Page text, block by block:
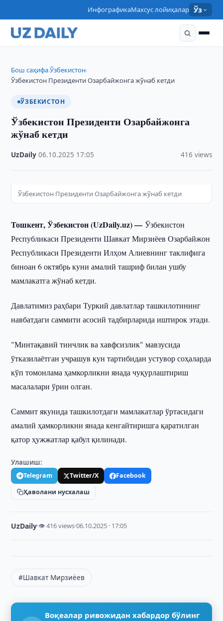
ИнфографикаМахсус лойиҳалар Ўз
Бош саҳифа›Ўзбекистон›
Ўзбекистон Президенти Озарбайжонга жўнаб кетди
ЎЗБЕКИСТОН
Ўзбекистон Президенти Озарбайжонга
жўнаб кетди
UzDaily ·06.10.2025 17:05 416 views
Ўзбекистон Президенти Озарбайжонга жўнаб кетди
Тошкент, Ўзбекистон (UzDaily.uz) —Ўзбекистон
Республикаси Президенти Шавкат Мирзиёев Озарбайжон
Республикаси Президенти Илҳом Алиевнинг таклифига
биноан 6 октябрь куни амалий ташриф билан ушбу
мамлакатга жўнаб кетди.
Давлатимиз раҳбари Туркий давлатлар ташкилотининг
навбатдаги саммити асосий тадбирларида иштирок этади.
"Минтақавий тинчлик ва хавфсизлик" мавзусида
ўтказилаётган учрашув кун тартибидан устувор соҳаларда
кўп томонлама ҳамкорликни янада чуқурлаштириш
масалалари ўрин олган.
Саммит якунида ташкилотдаги мамлакатлар ўртасидаги
амалий ҳамкорликни янада кенгайтиришга қаратилган
қатор ҳужжатлар қабул қилинади.
Улашиш:
Telegram Twitter/X
Facebook
Ҳаволани нусхалаш
UzDaily·👁 416 views·06.10.2025 · 17:05
#Шавкат Мирзиёев
Воқеалар ривожидан хабардор бўлинг